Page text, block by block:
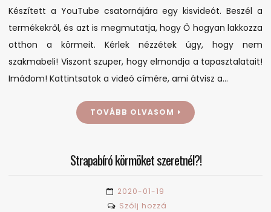
Készített a YouTube csatornájára egy kisvideót. Beszél a
termékekről, és azt is megmutatja, hogy Ő hogyan lakkozza
otthon a körmeit. Kérlek nézzétek úgy, hogy nem
szakmabeli! Viszont szuper, hogy elmondja a tapasztalatait!
Imádom! Kattintsatok a videó címére, ami átvisz a…
TOVÁBB OLVASOM
Strapabíró körmöket szeretnél?!
2020-01-19
Szólj hozzá